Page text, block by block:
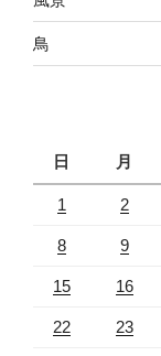
鳥
日
月
1 2
8 9
15 16
22 23